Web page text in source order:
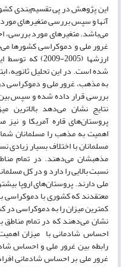
این پژوهش در پی تقسیم‌بندی
آنها و سپس بررسی متغیرهای مورد
می‌باشد. متغیرهای مورد
غرور ملی و دموکراسی کشورها
ارزشها (2005-
شده است. در این تحلیل ثانویه،
به مذهب، غرور ملی و دموکراسی
بررسی قرار داده شده و سپس
نتایج نشان می‌دهد بالاترین
پروستان‌های قاره آمریکا و نیز
اهمیت به مذهب را مسلمانان
مسلمانان با اختلاف بسیار
مذهبشان می‌دهند. در تمام
ملی دارند. پروستان‌های اروپا
معتقدند که کشوری با دموکراسی
کمترین میزان را به دموکراسی در
نشان می‌دهند که در تمام
احساس شادمانی با میزان
رابطه بین غرور ملی و احساس
غرور ملی بر احساس شادمانی